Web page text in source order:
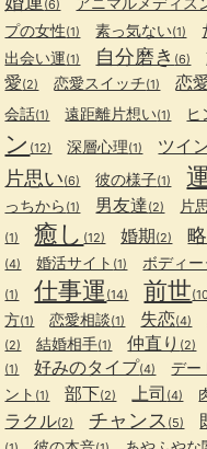
(6)
プの女性(1) 素っ気ない(1)
出会い運(1) 自分磨き (6)
愛(2) 恋愛スイッチ(1) 恋
会話(1) 遠距離片想い(1) ヒ
ン (12) 深層心理(1) ツイ
片思い(6) 彼の様子(1)
っちから (1) 男友達(2) 片
(1) 癒し (12) 婚期(2)
(4) 婚活サイト (1) ボディ
(1) 仕事運 (14) 前世
方(1) 恋愛相談(1) 失恋(4)
(2) 結婚相手(1) 仲直り (2)
(1) 好みのタイプ(4) デー
ント (1) 部下(2) 上司 (4)
ラクル(2) チャンス (5)